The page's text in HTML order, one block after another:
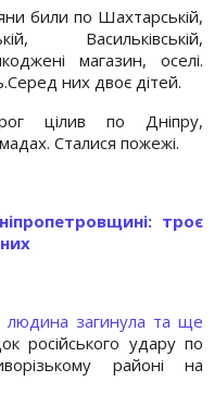
били по Шахтарській,
Васильківській,
магазин, оселі.
них двоє дітей.
цілив по Дніпру,
Сталися пожежі.
троє
людина загинула та ще
російського удару по
районі на